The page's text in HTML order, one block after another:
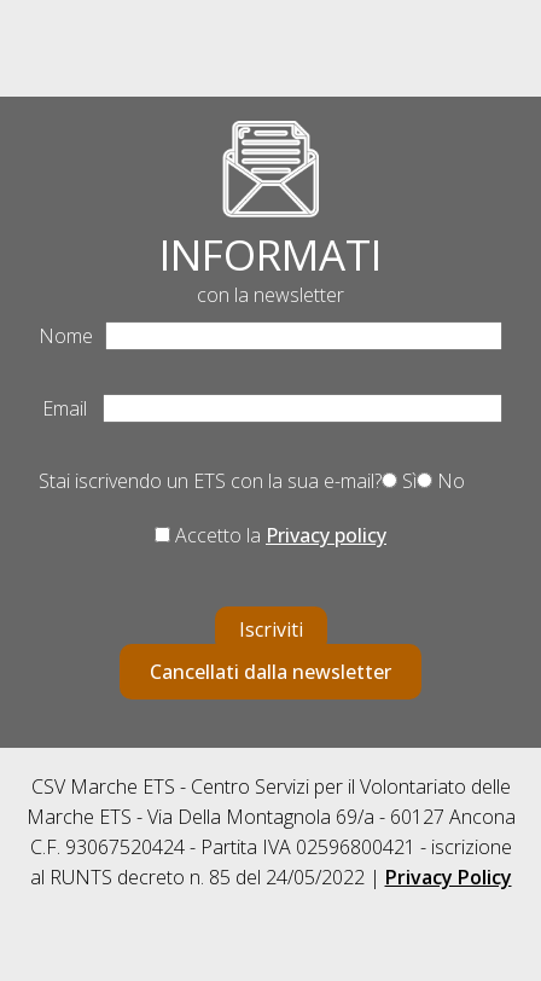
INFORMATI
con la newsletter
Nome
Email
Stai iscrivendo un ETS con la sua e-mail? Sì No
Accetto la Privacy policy
Iscriviti
Cancellati dalla newsletter
CSV Marche ETS - Centro Servizi per il Volontariato delle
Marche ETS - Via Della Montagnola 69/a - 60127 Ancona
C.F. 93067520424 - Partita IVA 02596800421 - iscrizione
al RUNTS decreto n. 85 del 24/05/2022 | Privacy Policy